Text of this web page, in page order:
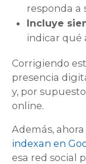
responda a
Incluye
indicar qué
Corrigiendo
presencia
y, por
online.
Además, ahora
indexan en
esa red social